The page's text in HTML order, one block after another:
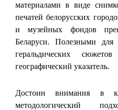
материалами в виде
печатей белорусских
и музейных фондов
Беларуси. Полезными для
геральдических
географический указатель.
Достоин внимания в
методологический